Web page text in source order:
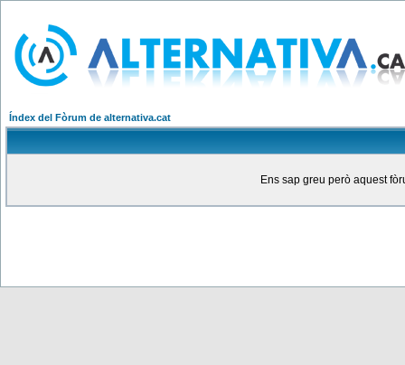
Índex del Fòrum de alternativa.cat
Ens sap greu però aquest